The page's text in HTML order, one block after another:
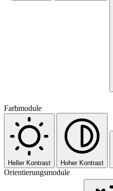
Farbmodule
Heller Kontrast Hoher Kontrast
Orientierungsmodule